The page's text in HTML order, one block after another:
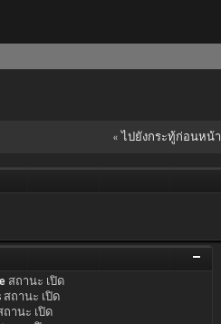
« ไปยังกระทู้ก่อนหน้า
สถานะ เปิด
สถานะ เปิด
ถานะ เปิด